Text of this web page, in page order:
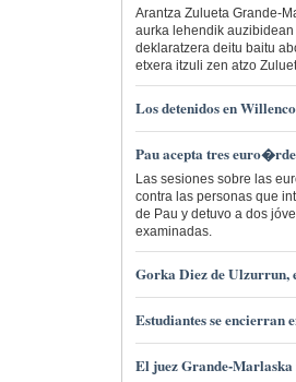
Arantza Zulueta Grande-
aurka lehendik
deklaratzera deitu baitu
etxera itzuli zen atzo
Los detenidos en
Pau acepta tres
Las sesiones sobre las
contra las personas que
de Pau y detuvo a dos
examinadas.
Gorka Diez de
Estudiantes se encierran
El juez Grande-